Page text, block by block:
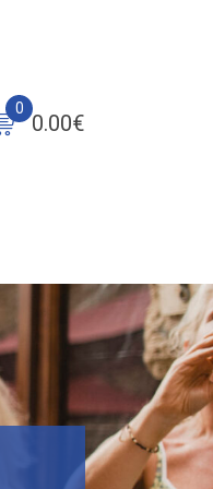
0.00€
0